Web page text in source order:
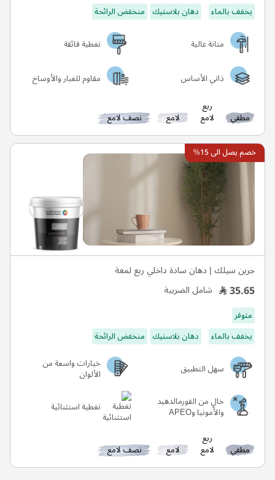
يخفف بالماء
دهان بلاستيك منخفض الرائحة
متانة عالية
تغطية فائقة
ذاتي الأساس
مقاوم للغبار والأوساخ
مطفي
ربع
لامع لامع نصف لامع
خصم يصل الى 15%
جرين سيلك | دهان سادة داخلي ربع لمعة
35.65 شامل الضريبة
متوفر
يخفف بالماء
دهان بلاستيك منخفض الرائحة
سهل التطبيق
خيارات واسعة من
الألوان
خالٍ من الفورمالدهيد
والأمونيا وAPEO تغطية استثنائية
مطفي
ربع
لامع لامع نصف لامع